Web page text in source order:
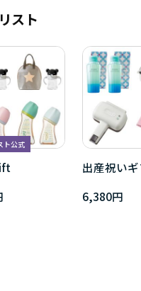
スト
ト公式
出産祝い
6,380円